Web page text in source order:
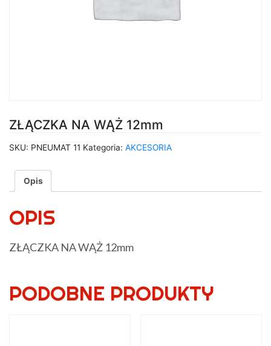
ZŁĄCZKA NA WĄŻ 12mm
SKU: PNEUMAT 11 Kategoria: AKCESORIA
Opis
OPIS
ZŁĄCZKA NA WĄŻ 12mm
PODOBNE PRODUKTY